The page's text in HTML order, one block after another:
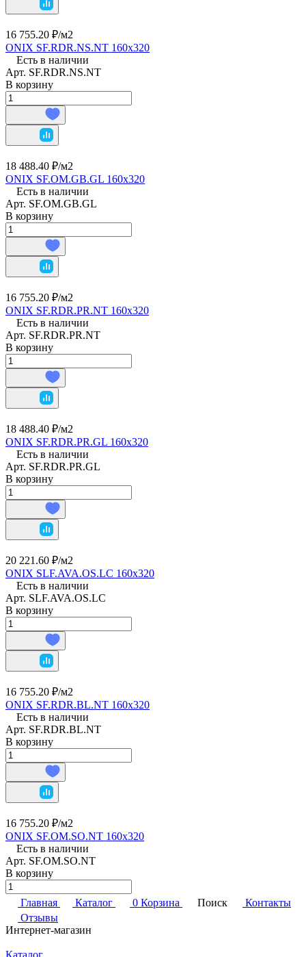
16 755.20 ₽/м2
ONIX SF.RDR.NS.NT 160х320
Есть в наличии
Арт. SF.RDR.NS.NT
В корзину
18 488.40 ₽/м2
ONIX SF.OM.GB.GL 160х320
Есть в наличии
Арт. SF.OM.GB.GL
В корзину
16 755.20 ₽/м2
ONIX SF.RDR.PR.NT 160х320
Есть в наличии
Арт. SF.RDR.PR.NT
В корзину
18 488.40 ₽/м2
ONIX SF.RDR.PR.GL 160х320
Есть в наличии
Арт. SF.RDR.PR.GL
В корзину
20 221.60 ₽/м2
ONIX SLF.AVA.OS.LC 160х320
Есть в наличии
Арт. SLF.AVA.OS.LC
В корзину
16 755.20 ₽/м2
ONIX SF.RDR.BL.NT 160х320
Есть в наличии
Арт. SF.RDR.BL.NT
В корзину
16 755.20 ₽/м2
ONIX SF.OM.SO.NT 160х320
Есть в наличии
Арт. SF.OM.SO.NT
В корзину
Главная Каталог 0 Корзина Поиск
Контакты
Отзывы
Интернет-магазин
Каталог